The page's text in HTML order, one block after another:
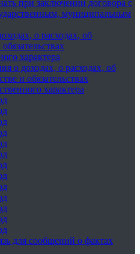
при заключении договора с
муниципальным
о расходах, об
характера
о доходах, о расходах, об
и обязательствах
характера
для сообщений о фактах